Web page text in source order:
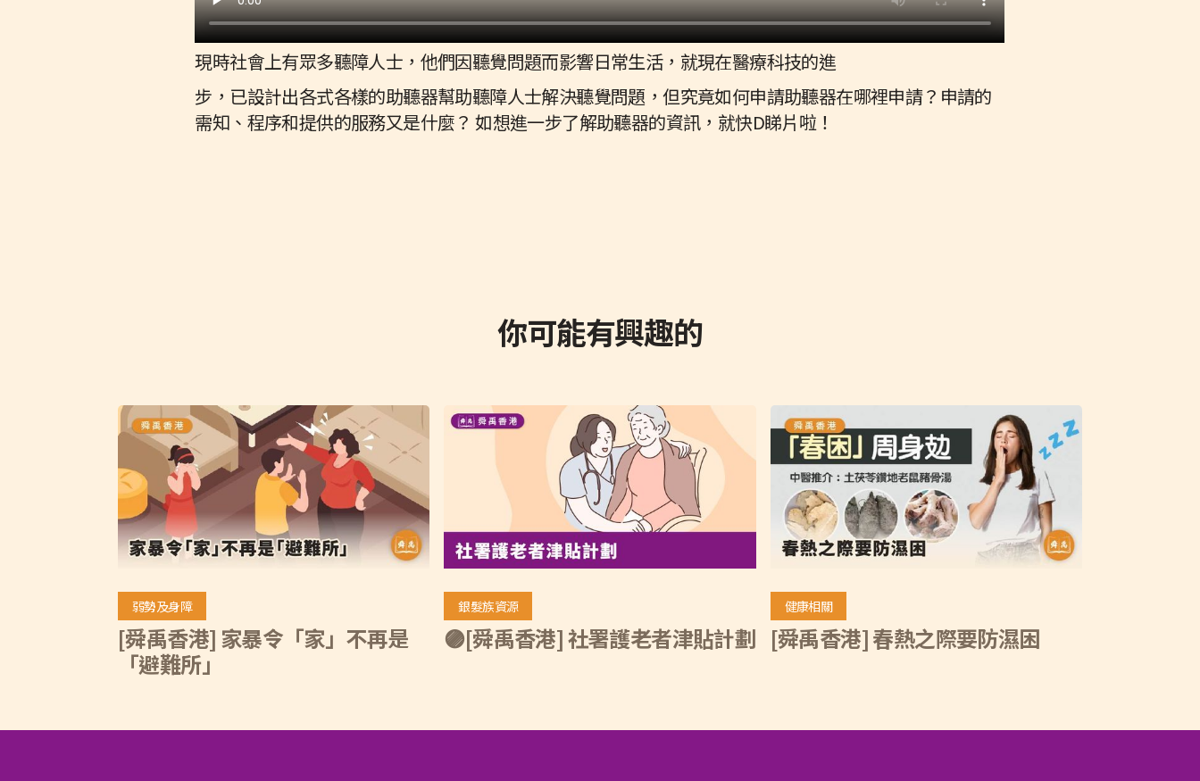
現時社會上有眾多聽障人士，他們因聽覺問題而影響日常生活，就現在醫療科技的進
步，已設計出各式各樣的助聽器幫助聽障人士解決聽覺問題，但究竟如何申請助聽器在哪裡申請？申請的
需知、程序和提供的服務又是什麼？ 如想進一步了解助聽器的資訊，就快D睇片啦！
你可能有興趣的
弱勢及身障
[舜禹香港] 家暴令「家」不再是
「避難所」
銀髮族資源
🟣[舜禹香港] 社署護老者津貼計劃
健康相關
[舜禹香港] 春熱之際要防濕困